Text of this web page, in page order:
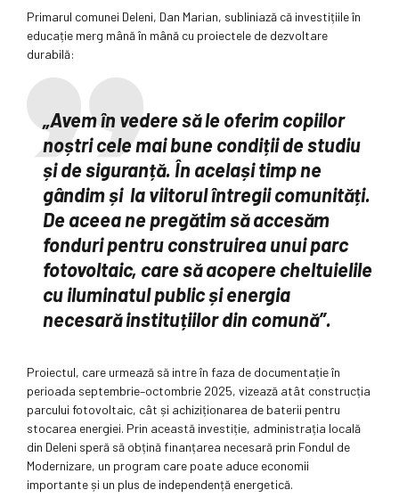
Primarul comunei Deleni, Dan Marian, subliniază că investițiile în
educație merg mână în mână cu proiectele de dezvoltare
durabilă:
„Avem în vedere să le oferim copiilor
noștri cele mai bune condiții de studiu
și de siguranță. În același timp ne
gândim și la viitorul întregii comunități.
De aceea ne pregătim să accesăm
fonduri pentru construirea unui parc
fotovoltaic, care să acopere cheltuielile
cu iluminatul public și energia
necesară instituțiilor din comună”.
Proiectul, care urmează să intre în faza de documentație în
perioada septembrie–octombrie 2025, vizează atât construcția
parcului fotovoltaic, cât și achiziționarea de baterii pentru
stocarea energiei. Prin această investiție, administrația locală
din Deleni speră să obțină finanțarea necesară prin Fondul de
Modernizare, un program care poate aduce economii
importante și un plus de independență energetică.